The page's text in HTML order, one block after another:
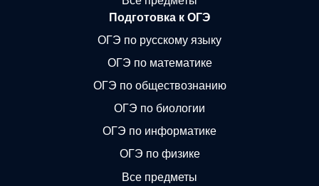
Подготовка к ОГЭ
ОГЭ по русскому языку
ОГЭ по математике
ОГЭ по обществознанию
ОГЭ по биологии
ОГЭ по информатике
ОГЭ по физике
Все предметы